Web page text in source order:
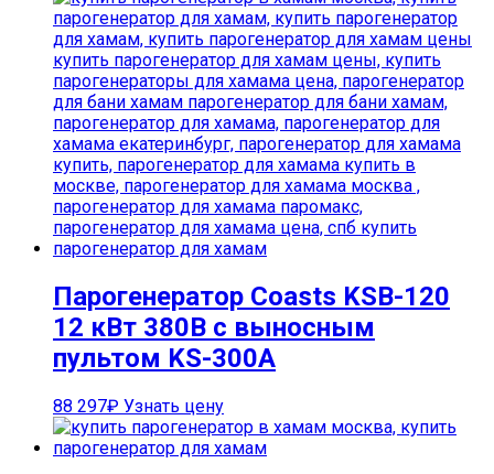
Парогенератор Coasts KSB-120
12 кВт 380В с выносным
пультом KS-300A
88 297₽ Узнать цену